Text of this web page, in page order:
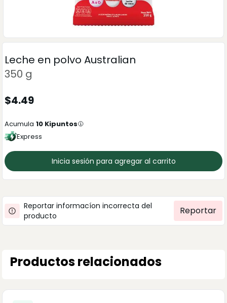
Leche en polvo Australian
350 g
$4.49
Acumula 10 Kipuntos
Express
Inicia sesión para agregar al carrito
Reportar informacíon incorrecta del
producto
Reportar
Productos relacionados